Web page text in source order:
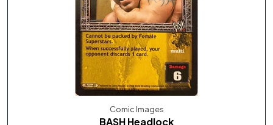
Comic Images
BASH Headlock